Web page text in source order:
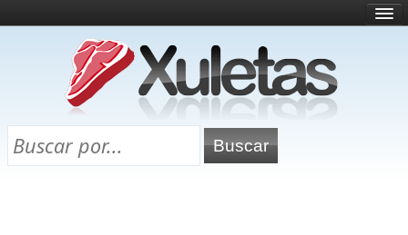
¿Qué es esto?
Directorio
Chuletas para exámenes